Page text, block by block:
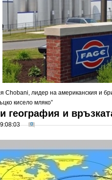
Chobani, лидер на американския и
кисело мляко”
география и
0